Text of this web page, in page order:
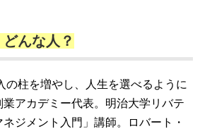
んな人？
の柱を増やし、人生を選べるように
アカデミー代表。明治大学リバテ
ジメント入門」講師。ロバート・